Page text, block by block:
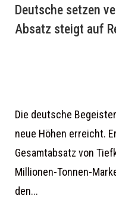
Deutsche setzen
Absatz steigt auf
Die deutsche
neue Höhen erreicht.
Gesamtabsatz von
Millionen-Tonnen-
den...